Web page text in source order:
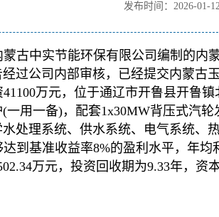
发布时间：2026-01-
古中实节能环保有限公司编制的内
过公司内部审核，已经提交内蒙古
万元，位于通辽市开鲁县开鲁
一用一备)，配套1x30MW背压式汽
处理系统、供水系统、电气系统、
到基准收益率8%的盈利水平，年均
万元，投资回收期为9.33年，资